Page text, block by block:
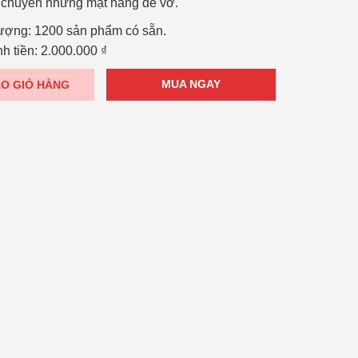
những mặt hàng dễ vỡ.
1200 sản phẩm có sẵn.
tiền: 2.000.000 ₫
GIỎ HÀNG MUA NGAY